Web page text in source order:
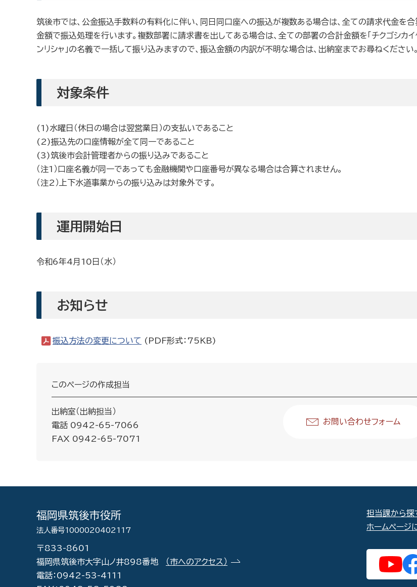
筑後市では、公金振込手数料の有料化に伴い、同日同口座への振込が複数ある場合は、全ての請求代金を合
金額で振込処理を行います。複数部署に請求書を出してある場合は、全ての部署の合計金額を「チクゴシカイ
ンリシャ」の名義で一括して振り込みますので、振込金額の内訳が不明な場合は、出納室までお尋ねください。
対象条件
(1)水曜日（休日の場合は翌営業日）の支払いであること
(2)振込先の口座情報が全て同一であること
(3)筑後市会計管理者からの振り込みであること
（注1）口座名義が同一であっても金融機関や口座番号が異なる場合は合算されません。
（注2）上下水道事業からの振り込みは対象外です。
運用開始日
令和6年4月10日（水）
お知らせ
振込方法の変更について (PDF形式：75KB)
このページの作成担当
出納室（出納担当）
電話 0942-65-7066
FAX 0942-65-7071
お問い合わせフォーム
福岡県筑後市役所
法人番号1000020402117
〒833-8601
福岡県筑後市大字山ノ井898番地
（市へのアクセス）
電話：0942-53-4111
担当課から探
ホームページ